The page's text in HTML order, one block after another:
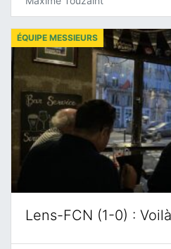
Lens-FCN (1-0) :
ÉQUIPE MESSIEURS